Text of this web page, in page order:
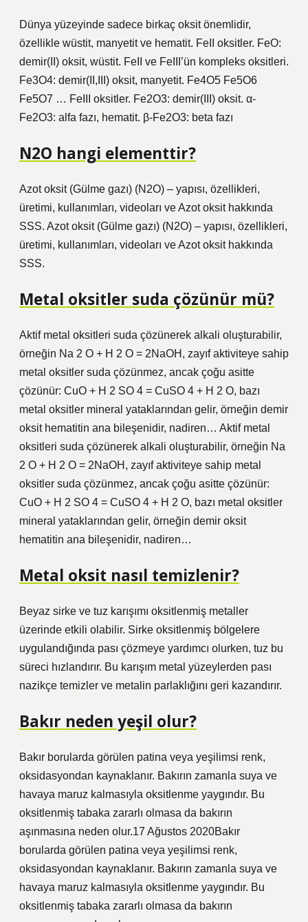
Dünya yüzeyinde sadece birkaç oksit önemlidir,
özellikle wüstit, manyetit ve hematit. FeII oksitler. FeO:
demir(II) oksit, wüstit. FeII ve FeIII’ün kompleks oksitleri.
Fe3O4: demir(II,III) oksit, manyetit. Fe4O5 Fe5O6
Fe5O7 … FeIII oksitler. Fe2O3: demir(III) oksit. α-
Fe2O3: alfa fazı, hematit. β-Fe2O3: beta fazı
N2O hangi elementtir?
Azot oksit (Gülme gazı) (N2O) – yapısı, özellikleri,
üretimi, kullanımları, videoları ve Azot oksit hakkında
SSS. Azot oksit (Gülme gazı) (N2O) – yapısı, özellikleri,
üretimi, kullanımları, videoları ve Azot oksit hakkında
SSS.
Metal oksitler suda çözünür mü?
Aktif metal oksitleri suda çözünerek alkali oluşturabilir,
örneğin Na 2 O + H 2 O = 2NaOH, zayıf aktiviteye sahip
metal oksitler suda çözünmez, ancak çoğu asitte
çözünür: CuO + H 2 SO 4 = CuSO 4 + H 2 O, bazı
metal oksitler mineral yataklarından gelir, örneğin demir
oksit hematitin ana bileşenidir, nadiren… Aktif metal
oksitleri suda çözünerek alkali oluşturabilir, örneğin Na
2 O + H 2 O = 2NaOH, zayıf aktiviteye sahip metal
oksitler suda çözünmez, ancak çoğu asitte çözünür:
CuO + H 2 SO 4 = CuSO 4 + H 2 O, bazı metal oksitler
mineral yataklarından gelir, örneğin demir oksit
hematitin ana bileşenidir, nadiren…
Metal oksit nasıl temizlenir?
Beyaz sirke ve tuz karışımı oksitlenmiş metaller
üzerinde etkili olabilir. Sirke oksitlenmiş bölgelere
uygulandığında pası çözmeye yardımcı olurken, tuz bu
süreci hızlandırır. Bu karışım metal yüzeylerden pası
nazikçe temizler ve metalin parlaklığını geri kazandırır.
Bakır neden yeşil olur?
Bakır borularda görülen patina veya yeşilimsi renk,
oksidasyondan kaynaklanır. Bakırın zamanla suya ve
havaya maruz kalmasıyla oksitlenme yaygındır. Bu
oksitlenmiş tabaka zararlı olmasa da bakırın
aşınmasına neden olur.17 Ağustos 2020Bakır
borularda görülen patina veya yeşilimsi renk,
oksidasyondan kaynaklanır. Bakırın zamanla suya ve
havaya maruz kalmasıyla oksitlenme yaygındır. Bu
oksitlenmiş tabaka zararlı olmasa da bakırın